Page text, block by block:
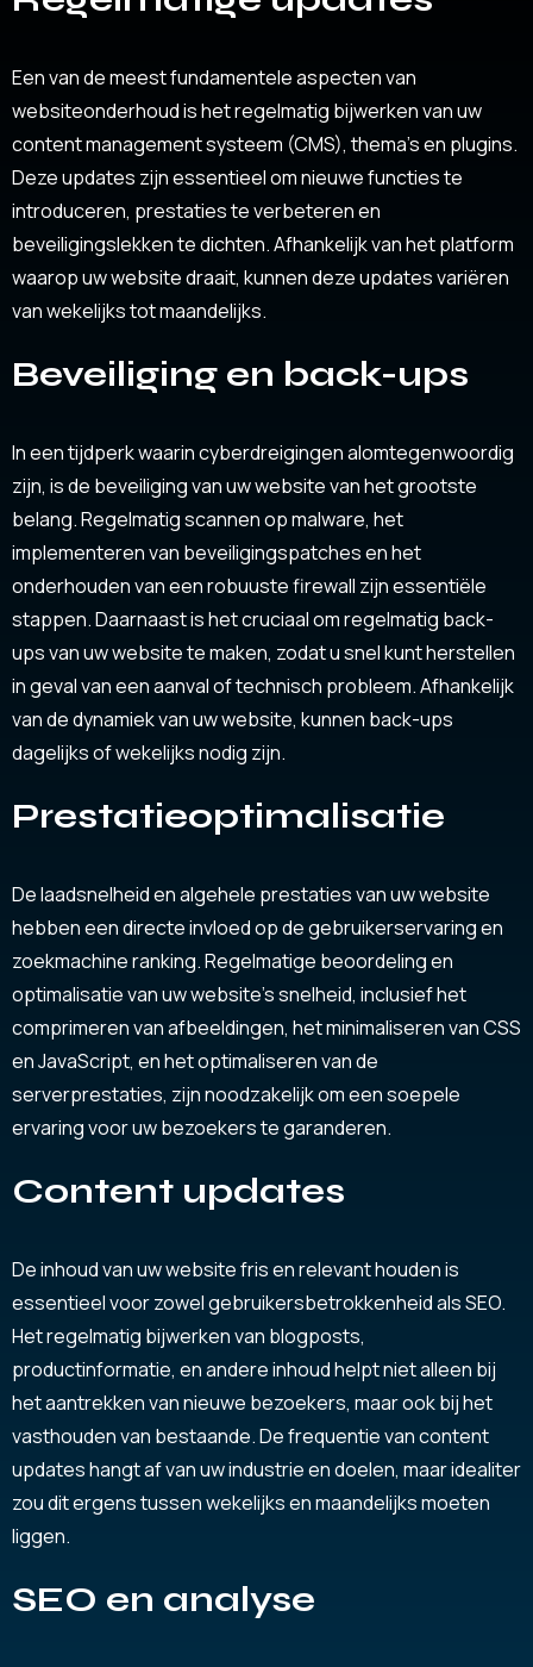
Een van de meest fundamentele aspecten van
websiteonderhoud is het regelmatig bijwerken van uw
content management systeem (CMS), thema’s en plugins.
Deze updates zijn essentieel om nieuwe functies te
introduceren, prestaties te verbeteren en
beveiligingslekken te dichten. Afhankelijk van het platform
waarop uw website draait, kunnen deze updates variëren
van wekelijks tot maandelijks.
Beveiliging en back-ups
In een tijdperk waarin cyberdreigingen alomtegenwoordig
zijn, is de beveiliging van uw website van het grootste
belang. Regelmatig scannen op malware, het
implementeren van beveiligingspatches en het
onderhouden van een robuuste firewall zijn essentiële
stappen. Daarnaast is het cruciaal om regelmatig back-
ups van uw website te maken, zodat u snel kunt herstellen
in geval van een aanval of technisch probleem. Afhankelijk
van de dynamiek van uw website, kunnen back-ups
dagelijks of wekelijks nodig zijn.
Prestatieoptimalisatie
De laadsnelheid en algehele prestaties van uw website
hebben een directe invloed op de gebruikerservaring en
zoekmachine ranking. Regelmatige beoordeling en
optimalisatie van uw website’s snelheid, inclusief het
comprimeren van afbeeldingen, het minimaliseren van CSS
en JavaScript, en het optimaliseren van de
serverprestaties, zijn noodzakelijk om een soepele
ervaring voor uw bezoekers te garanderen.
Content updates
De inhoud van uw website fris en relevant houden is
essentieel voor zowel gebruikersbetrokkenheid als SEO.
Het regelmatig bijwerken van blogposts,
productinformatie, en andere inhoud helpt niet alleen bij
het aantrekken van nieuwe bezoekers, maar ook bij het
vasthouden van bestaande. De frequentie van content
updates hangt af van uw industrie en doelen, maar idealiter
zou dit ergens tussen wekelijks en maandelijks moeten
liggen.
SEO en analyse